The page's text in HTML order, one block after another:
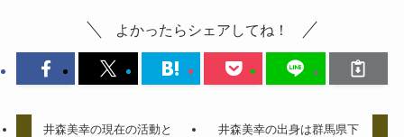
よかったらシェアしてね！
井森美幸の現在の活動と
井森美幸の出身は群馬県下